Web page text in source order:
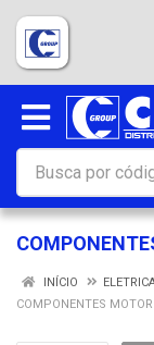
INÍCIO
COMPONENTES